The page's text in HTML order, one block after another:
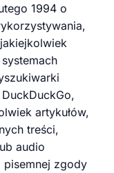
1994 o
artykułów,
treści,
audio
pisemnej zgody